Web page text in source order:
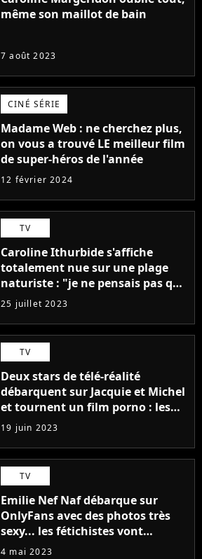
même son maillot de bain
7 août 2023
CINÉ SÉRIE
Madame Web : ne cherchez plus,
on vous a trouvé LE meilleur film
de super-héros de l'année
12 février 2024
TV
Caroline Ithurbide s'affiche
totalement nue sur une plage
naturiste : "je ne pensais pas que
j'arriverais à le faire..."
25 juillet 2023
TV
Deux stars de télé-réalité
débarquent sur Jacquie et Michel
et tournent un film porno : les
premières images du tournage
(exclu)
19 juin 2023
TV
Emilie Nef Naf débarque sur
OnlyFans avec des photos très
sexy... les fétichistes vont
prendre leur pied !
4 mai 2023